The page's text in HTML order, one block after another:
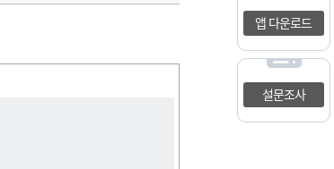
앱 다운로드
설문조사